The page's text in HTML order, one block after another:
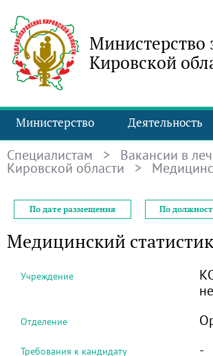
Министерство
Кировской
Министерство Деятельность
Специалистам > Вакансии в
Кировской области >
По дате размещения По
Медицинский статистик
Учреждение
Отделение
Требования к кандидату -